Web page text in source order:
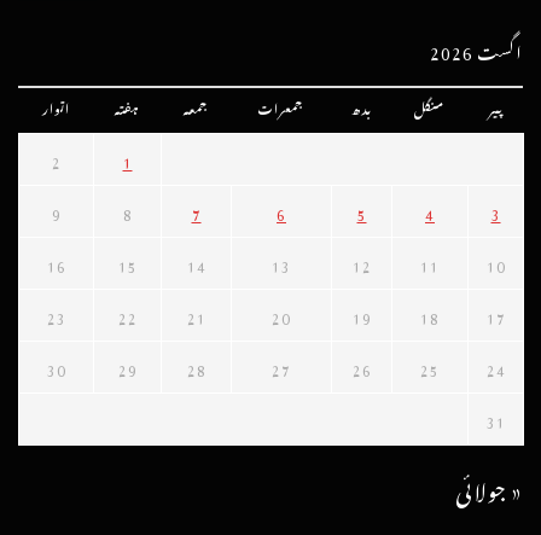
اگست 2026
پیر منگل بدھ جمعرات جمعہ ہفتہ اتوار
1
2
3
4
5
6
7
8
9
10
11
12
13
14
15
16
17
18
19
20
21
22
23
24
25
26
27
28
29
30
31
« جولائی